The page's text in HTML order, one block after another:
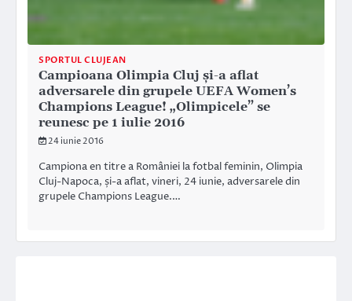
SPORTUL CLUJEAN
Campioana Olimpia Cluj și-a aflat
adversarele din grupele UEFA Women’s
Champions League! „Olimpicele” se
reunesc pe 1 iulie 2016
24 iunie 2016
Campiona en titre a României la fotbal feminin, Olimpia
Cluj-Napoca, și-a aflat, vineri, 24 iunie, adversarele din
grupele Champions League.…